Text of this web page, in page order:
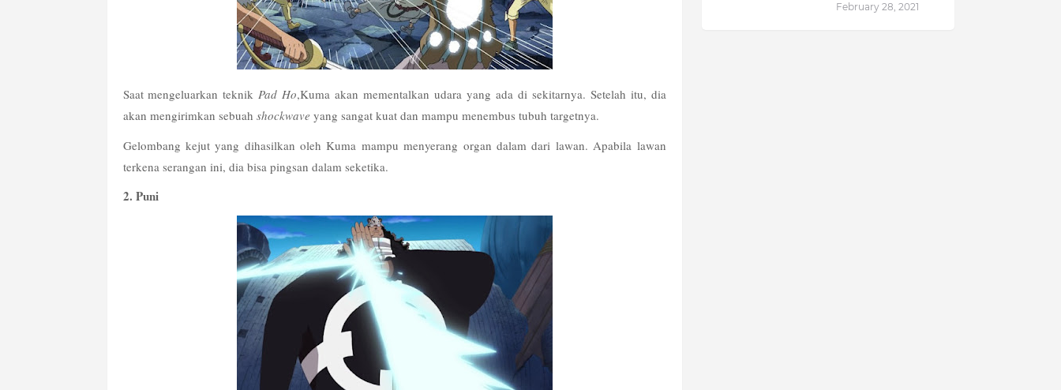
Saat mengeluarkan teknik Pad Ho,Kuma akan mementalkan udara yang ada di sekitarnya. Setelah itu, dia
akan mengirimkan sebuah shockwave yang sangat kuat dan mampu menembus tubuh targetnya.
Gelombang kejut yang dihasilkan oleh Kuma mampu menyerang organ dalam dari lawan. Apabila lawan
terkena serangan ini, dia bisa pingsan dalam seketika.
2. Puni
February 28, 2021